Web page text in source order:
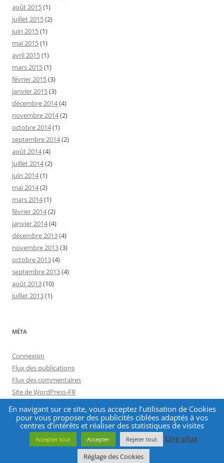
août 2015(1)
juillet 2015(2)
juin 2015(1)
mai 2015(1)
avril 2015(1)
mars 2015(1)
février 2015(3)
janvier 2015(3)
décembre 2014(4)
novembre 2014(2)
octobre 2014(1)
septembre 2014(2)
août 2014(4)
juillet 2014(2)
juin 2014(1)
mai 2014(2)
mars 2014(1)
février 2014(2)
janvier 2014(4)
décembre 2013(4)
novembre 2013(3)
octobre 2013(4)
septembre 2013(4)
août 2013(10)
juillet 2013(1)
MÉTA
Connexion
Flux des publications
Flux des commentaires
Site de WordPress-FR
Fièrement propulsé par WordPress
En navigant sur ce site, vous acceptez l’utilisation de Cookies
pour vous proposer des publicités ciblées adaptés à vos
centres d’intérêts et réaliser des statistiques de visites
Accepter tout Accepter Rejeter tout Lire plus
Réglage des Cookies